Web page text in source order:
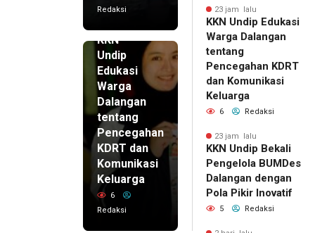
Redaksi
KKN
Undip
Edukasi
Warga
Dalangan
tentang
Pencegahan
KDRT dan
Komunikasi
Keluarga
6
Redaksi
23 jam lalu
KKN Undip Edukasi
Warga Dalangan
tentang
Pencegahan KDRT
dan Komunikasi
Keluarga
6 Redaksi
23 jam lalu
KKN Undip Bekali
Pengelola BUMDes
Dalangan dengan
Pola Pikir Inovatif
5 Redaksi